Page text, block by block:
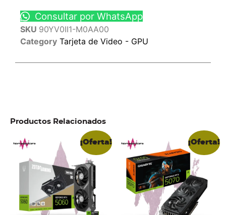
Consultar por WhatsApp
SKU 90YV0II1-M0AA00
Category Tarjeta de Video - GPU
Productos Relacionados
¡Oferta! ¡Oferta!